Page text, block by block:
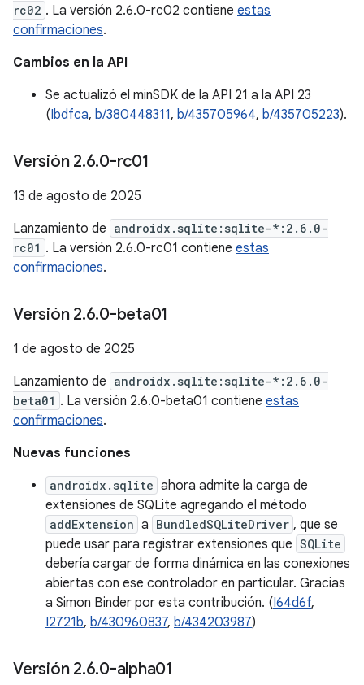
rc02 . La versión 2.6.0-rc02 contiene estas
confirmaciones.
Cambios en la API
Se actualizó el minSDK de la API 21 a la API 23
(Ibdfca, b/380448311, b/435705964, b/435705223).
Versión 2.6.0-rc01
13 de agosto de 2025
Lanzamiento de androidx.sqlite:sqlite-*:2.6.0-
rc01 . La versión 2.6.0-rc01 contiene estas
confirmaciones.
Versión 2.6.0-beta01
1 de agosto de 2025
Lanzamiento de androidx.sqlite:sqlite-*:2.6.0-
beta01 . La versión 2.6.0-beta01 contiene estas
confirmaciones.
Nuevas funciones
androidx.sqlite ahora admite la carga de
extensiones de SQLite agregando el método
addExtension a BundledSQLiteDriver , que se
puede usar para registrar extensiones que SQLite
debería cargar de forma dinámica en las conexiones
abiertas con ese controlador en particular. Gracias
a Simon Binder por esta contribución. (I64d6f,
I2721b, b/430960837, b/434203987)
Versión 2.6.0-alpha01